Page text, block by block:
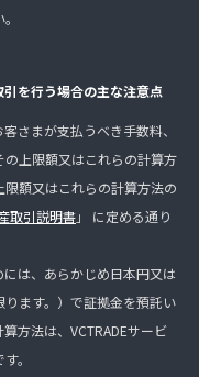
を行う場合の主な注意点
さまが支払うべき手数料、
上限額又はこれらの計算方
額又はこれらの計算方法の
取引説明書」 に定める通り
は、あらかじめ日本円又は
ます。）で証拠金を預託い
方法は、VCTRADEサービ
。